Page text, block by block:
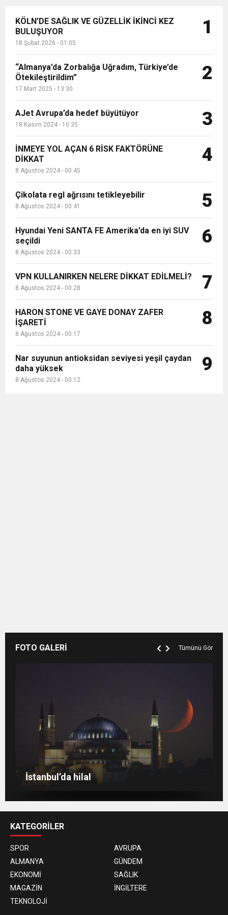
KÖLN’DE SAĞLIK VE GÜZELLİK İKİNCİ KEZ
BULUŞUYOR
18 Şubat 2026 - 01:05
1
“Almanya’da Zorbalığa Uğradım, Türkiye’de
Ötekileştirildim”
17 Mart 2025 - 13:30
2
AJet Avrupa’da hedef büyütüyor
18 Kasım 2024 - 10:35 3
İNMEYE YOL AÇAN 6 RİSK FAKTÖRÜNE
DİKKAT
8 Ağustos 2024 - 00:45
4
Çikolata regl ağrısını tetikleyebilir
8 Ağustos 2024 - 00:41 5
Hyundai Yeni SANTA FE Amerika’da en iyi SUV
seçildi
8 Ağustos 2024 - 00:33
6
VPN KULLANIRKEN NELERE DİKKAT EDİLMELİ?
8 Ağustos 2024 - 00:28 7
HARON STONE VE GAYE DONAY ZAFER
İŞARETİ
8 Ağustos 2024 - 00:17
8
Nar suyunun antioksidan seviyesi yeşil çaydan
daha yüksek
8 Ağustos 2024 - 00:12
9
FOTO GALERİ Tümünü Gör
Venedik eski günlerini arıyor
İstanbul’da hilal
Berlin’de 8 Mart Dünya Kadınlar Günü
gösterisi
KATEGORİLER
SPOR
AVRUPA
ALMANYA
GÜNDEM
EKONOMİ
SAĞLIK
MAGAZİN
İNGİLTERE
TEKNOLOJİ